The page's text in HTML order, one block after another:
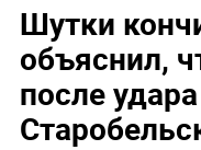
Шутки
объяснил,
после